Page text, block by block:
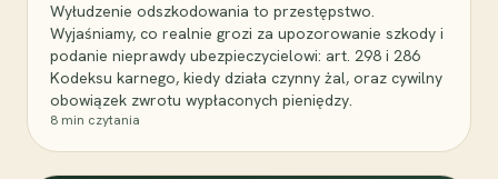
Wyłudzenie odszkodowania to przestępstwo.
Wyjaśniamy, co realnie grozi za upozorowanie szkody i
podanie nieprawdy ubezpieczycielowi: art. 298 i 286
Kodeksu karnego, kiedy działa czynny żal, oraz cywilny
obowiązek zwrotu wypłaconych pieniędzy.
8 min czytania